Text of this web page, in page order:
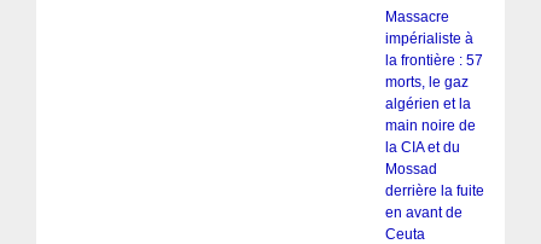
Massacre
impérialiste à
la frontière : 57
morts, le gaz
algérien et la
main noire de
la CIA et du
Mossad
derrière la fuite
en avant de
Ceuta